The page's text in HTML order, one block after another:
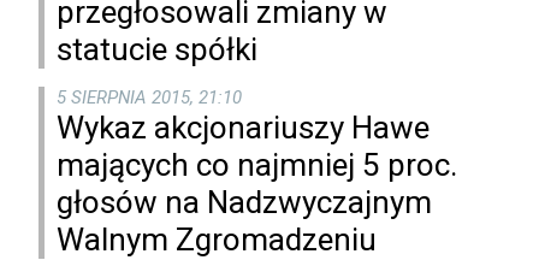
przegłosowali zmiany w
statucie spółki
5 SIERPNIA 2015, 21:10
Wykaz akcjonariuszy Hawe
mających co najmniej 5 proc.
głosów na Nadzwyczajnym
Walnym Zgromadzeniu